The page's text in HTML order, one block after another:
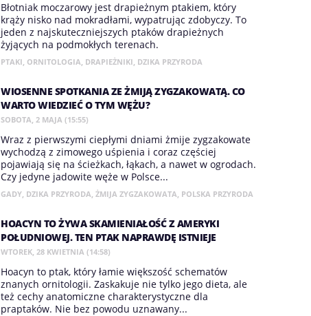
Błotniak moczarowy jest drapieżnym ptakiem, który
krąży nisko nad mokradłami, wypatrując zdobyczy. To
jeden z najskuteczniejszych ptaków drapieżnych
żyjących na podmokłych terenach.
PTAKI, ORNITOLOGIA, DRAPIEŻNIKI, DZIKA PRZYRODA
WIOSENNE SPOTKANIA ZE ŻMIJĄ ZYGZAKOWATĄ. CO
WARTO WIEDZIEĆ O TYM WĘŻU?
SOBOTA, 2 MAJA (15:55)
Wraz z pierwszymi ciepłymi dniami żmije zygzakowate
wychodzą z zimowego uśpienia i coraz częściej
pojawiają się na ścieżkach, łąkach, a nawet w ogrodach.
Czy jedyne jadowite węże w Polsce...
GADY, DZIKA PRZYRODA, ŻMIJA ZYGZAKOWATA, POLSKA PRZYRODA
HOACYN TO ŻYWA SKAMIENIAŁOŚĆ Z AMERYKI
POŁUDNIOWEJ. TEN PTAK NAPRAWDĘ ISTNIEJE
WTOREK, 28 KWIETNIA (14:58)
Hoacyn to ptak, który łamie większość schematów
znanych ornitologii. Zaskakuje nie tylko jego dieta, ale
też cechy anatomiczne charakterystyczne dla
praptaków. Nie bez powodu uznawany...